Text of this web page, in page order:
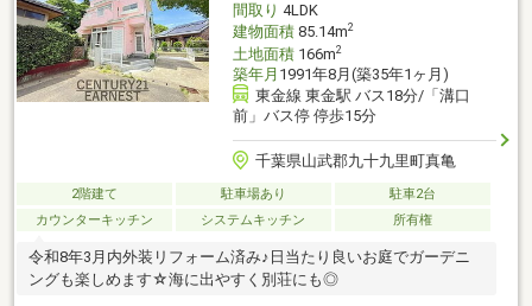
間取り 4LDK
建物面積85.14m2
土地面積166m2
築年月 1991年8月(築35年1ヶ月)
東金線 東金駅 バス18分/「溝口
前」バス停 停歩15分
千葉県山武郡九十九里町真亀
2階建て 駐車場あり
駐車2台
カウンターキッチン
システムキッチン 所有権
令和8年3月内外装リフォーム済み♪日当たり良いお庭でガーデニ
ングも楽しめます☆海に出やすく別荘にも◎